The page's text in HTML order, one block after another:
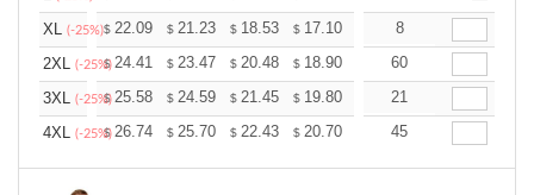
XL (-25%)$ 22.09 $ 21.23 $ 18.53 $ 17.10 16.24
8
2XL (-25%)
$24.41 $ 23.47 $ 20.48 $ 18.90 17.96
60
3XL (-25%)
$25.58 $ 24.59 $ 21.45 $ 19.80 18.81
21
4XL (-25%)
$26.74 $ 25.70 $ 22.43 $ 20.70 19.67
45